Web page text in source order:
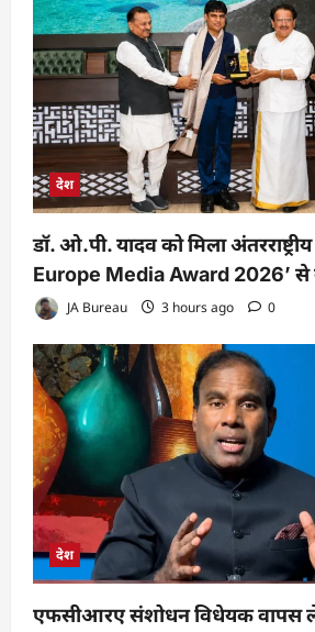
देश
डॉ. ओ.पी. यादव को मिला
Europe Media Award 2026’ से
JA Bureau 3 hours ago 0
देश
एफसीआरए संशोधन विधेयक वापस